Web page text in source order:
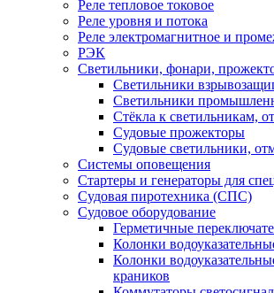
Реле тепловое токовое
Реле уровня и потока
Реле электромагнитное и
РЭК
Светильники, фонари,
Светильники
Светильники
Стёкла к светильникам,
Судовые прожекторы
Судовые светильники,
Системы оповещения
Стартеры и генераторы для
Судовая пиротехника (СПС)
Судовое оборудование
Герметичные
Колонки
Колонки
краников